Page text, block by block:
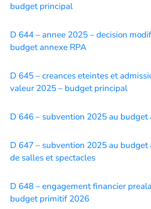
budget principal
D 644 – annee 2025 – decision
budget annexe RPA
D 645 – creances eteintes et
valeur 2025 – budget principal
D 646 – subvention 2025 au budget
D 647 – subvention 2025 au budget
de salles et spectacles
D 648 – engagement financier
budget primitif 2026